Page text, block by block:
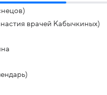
врачей Кабычкиных)